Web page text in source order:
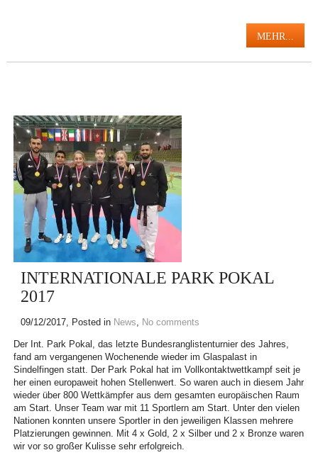
MEHR...
INTERNATIONALE PARK POKAL
2017
09/12/2017, Posted in News, No comments
Der Int. Park Pokal, das letzte Bundesranglistenturnier des Jahres,
fand am vergangenen Wochenende wieder im Glaspalast in
Sindelfingen statt. Der Park Pokal hat im Vollkontaktwettkampf seit je
her einen europaweit hohen Stellenwert. So waren auch in diesem Jahr
wieder über 800 Wettkämpfer aus dem gesamten europäischen Raum
am Start. Unser Team war mit 11 Sportlern am Start. Unter den vielen
Nationen konnten unsere Sportler in den jeweiligen Klassen mehrere
Platzierungen gewinnen. Mit 4 x Gold, 2 x Silber und 2 x Bronze waren
wir vor so großer Kulisse sehr erfolgreich.